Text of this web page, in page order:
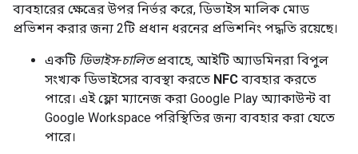
ব্যবহারের ক্ষেত্রের উপর নির্ভর করে, ডিভাইস মালিক মোড
প্রভিশন করার জন্য 2টি প্রধান ধরনের প্রভিশনিং পদ্ধতি রয়েছে।
একটি ডিভাইস-চালিতপ্রবাহে, আইটি অ্যাডমিনরা বিপুল
সংখ্যক ডিভাইসের ব্যবস্থা করতে NFC ব্যবহার করতে
পারে। এই ফ্লো ম্যানেজ করা Google Play অ্যাকাউন্ট বা
Google Workspace পরিস্থিতির জন্য ব্যবহার করা যেতে
পারে।